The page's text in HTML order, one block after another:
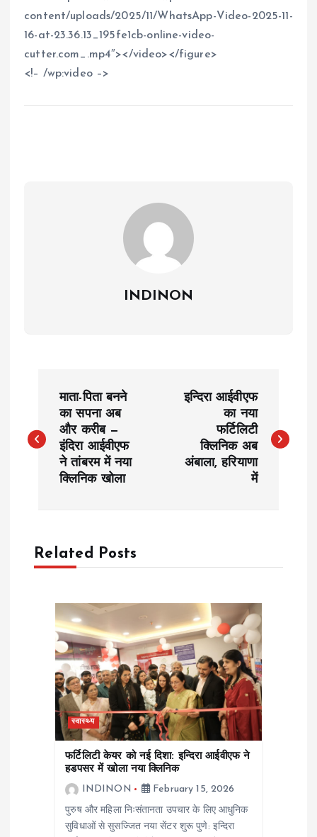
content/uploads/2025/11/WhatsApp-Video-2025-11-
16-at-23.36.13_195fe1cb-online-video-
cutter.com_.mp4″></video></figure>
<!– /wp:video –>
INDINON
s
a
माता-पिता बनने
का सपना अब
और करीब —
इंदिरा आईवीएफ
ने तांबरम में नया
क्लिनिक खोला
इन्दिरा आईवीएफ
का नया
फर्टिलिटी
क्लिनिक अब
अंबाला, हरियाणा
में
Related Posts
स्वास्थ्य
फर्टिलिटी केयर को नई दिशा: इन्दिरा आईवीएफ ने
हडपसर में खोला नया क्लिनिक
INDINON
February 15, 2026
पुरुष और महिला निःसंतानता उपचार के लिए आधुनिक
सुविधाओं से सुसज्जित नया सेंटर शुरू पुणे: इन्दिरा